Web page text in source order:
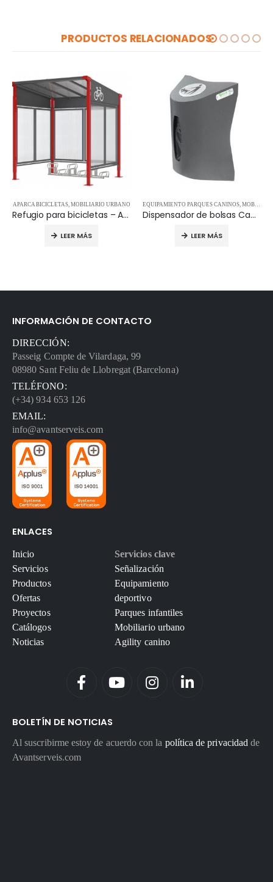
PRODUCTOS RELACIONADOS
Refugio para bicicletas – APR529257
EQUIPAMIENTO PARQUES CANINOS MOBILIARIO URBANO
Dispensador de bolsas Can Adapt
LEER MÁS
MOBILIARIO URBANO
Barrera Antiterrorismo
LEER MÁS
INFORMACIÓN DE CONTACTO
DIRECCIÓN:
Passeig Compte de Vilardaga, 99
08980 Sant Feliu de Llobregat (Barcelona)
TELÉFONO:
(+34) 934 653 126
EMAIL:
info@avantserveis.com
ENLACES
Inicio
Servicios
Productos
Ofertas
Proyectos
Catálogos
Noticias
Servicios clave
Señalización
Equipamiento
deportivo
Parques infantiles
Mobiliario urbano
Agility canino
BOLETÍN DE NOTICIAS
Al suscribirme estoy de acuerdo con la política de privacidad de
Avantserveis.com